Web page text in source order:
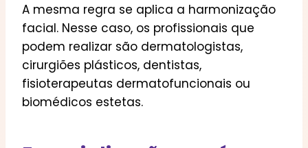
A mesma regra se aplica a harmonização
facial. Nesse caso, os profissionais que
podem realizar são dermatologistas,
cirurgiões plásticos, dentistas,
fisioterapeutas dermatofuncionais ou
biomédicos estetas.